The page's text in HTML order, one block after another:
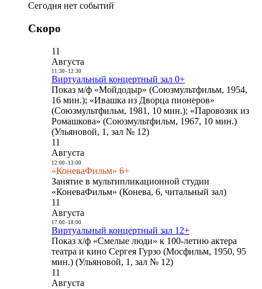
Сегодня нет событий
Скоро
11
Августа
11:30- 12:30
Виртуальный концертный зал 0+
Показ м/ф «Мойдодыр» (Союзмультфильм, 1954,
16 мин.); «Ивашка из Дворца пионеров»
(Союзмультфильм, 1981, 10 мин.); «Паровозик из
Ромашкова» (Союзмультфильм, 1967, 10 мин.)
(Ульяновой, 1, зал № 12)
11
Августа
12:00- 13:00
«КоневаФильм» 6+
Занятие в мультипликационной студии
«КоневаФильм» (Конева, 6, читальный зал)
11
Августа
17:00- 18:00
Виртуальный концертный зал 12+
Показ х/ф «Смелые люди» к 100-летию актера
театра и кино Сергея Гурзо (Мосфильм, 1950, 95
мин.) (Ульяновой, 1, зал № 12)
11
Августа